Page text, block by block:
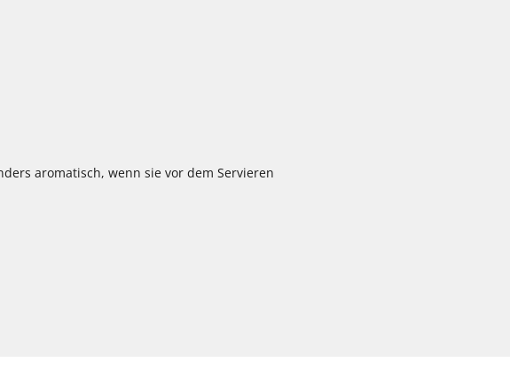
aromatisch, wenn sie vor dem Servieren